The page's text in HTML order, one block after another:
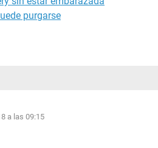
purgarse
a las 09:15